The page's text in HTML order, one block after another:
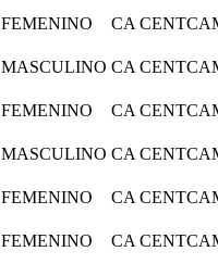
FEMENINO CA
MASCULINO CA
FEMENINO CA
MASCULINO CA
FEMENINO CA
FEMENINO CA